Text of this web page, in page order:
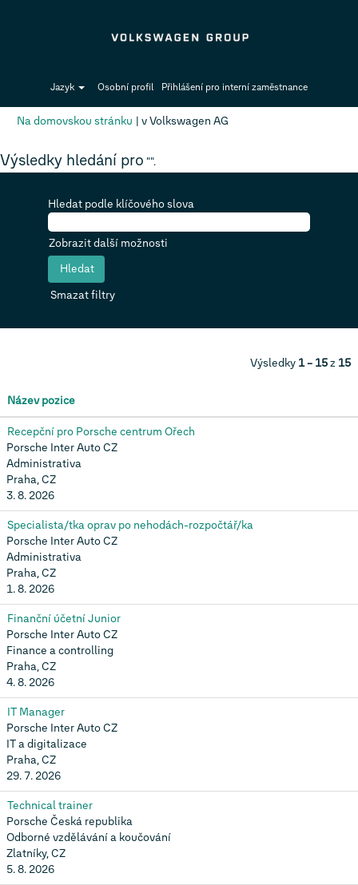
Jazyk Osobní profil Přihlášení pro interní zaměstnance
Na domovskou stránku | v Volkswagen AG
Výsledky hledání pro "".
Hledat podle klíčového slova
Zobrazit další možnosti
Smazat filtry
Výsledky 1 – 15z 15
Název pozice
Recepční pro Porsche centrum Ořech
Porsche Inter Auto CZ
Administrativa
Praha, CZ
3. 8. 2026
Specialista/tka oprav po nehodách-rozpočtář/ka
Porsche Inter Auto CZ
Administrativa
Praha, CZ
1. 8. 2026
Finanční účetní Junior
Porsche Inter Auto CZ
Finance a controlling
Praha, CZ
4. 8. 2026
IT Manager
Porsche Inter Auto CZ
IT a digitalizace
Praha, CZ
29. 7. 2026
Technical trainer
Porsche Česká republika
Odborné vzdělávání a koučování
Zlatníky, CZ
5. 8. 2026